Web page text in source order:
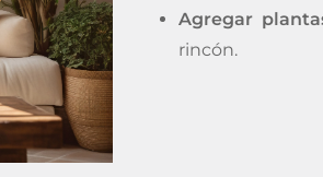
Agregar
rincón.